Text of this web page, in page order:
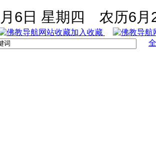
6日 星期四 农历6月
加入收藏